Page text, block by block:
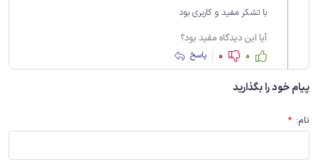
با تشکر مفید و کاربری بود
آیا این دیدگاه مفید بود؟
0
0 پاسخ
پیام خود را بگذارید
نام:
*